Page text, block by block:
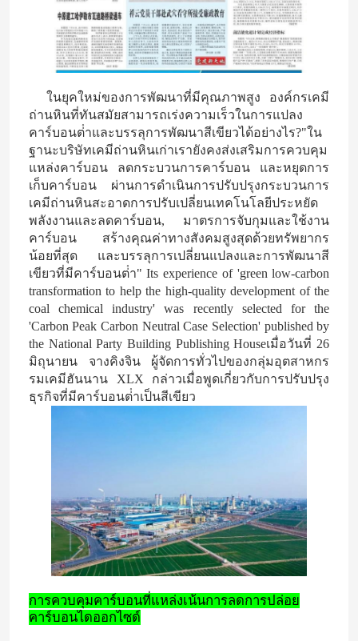
ในยุคใหม่ของการพัฒนาที่มีคุณภาพสูง องค์กรเคมี
ถ่านหินที่ทันสมัยสามารถเร่งความเร็วในการแปลง
คาร์บอนต่ําและบรรลุการพัฒนาสีเขียวได้อย่างไร?"ใน
ฐานะบริษัทเคมีถ่านหินเก่าเรายังคงส่งเสริมการควบคุม
แหล่งคาร์บอน ลดกระบวนการคาร์บอน และหยุดการ
เก็บคาร์บอน ผ่านการดําเนินการปรับปรุงกระบวนการ
เคมีถ่านหินสะอาดการปรับเปลี่ยนเทคโนโลยีประหยัด
พลังงานและลดคาร์บอน, มาตรการจับกุมและใช้งาน
คาร์บอน สร้างคุณค่าทางสังคมสูงสุดด้วยทรัพยากร
น้อยที่สุด และบรรลุการเปลี่ยนแปลงและการพัฒนาสี
เขียวที่มีคาร์บอนต่ํา" Its experience of 'green low-carbon
transformation to help the high-quality development of the
coal chemical industry' was recently selected for the
'Carbon Peak Carbon Neutral Case Selection' published by
the National Party Building Publishing Houseเมื่อวันที่ 26
มิถุนายน จางคิงจิน ผู้จัดการทั่วไปของกลุ่มอุตสาหกร
รมเคมีฮันนาน XLX กล่าวเมื่อพูดเกี่ยวกับการปรับปรุง
ธุรกิจที่มีคาร์บอนต่ําเป็นสีเขียว
การควบคุมคาร์บอนที่แหล่งเน้นการลดการปล่อย
คาร์บอนไดออกไซด์